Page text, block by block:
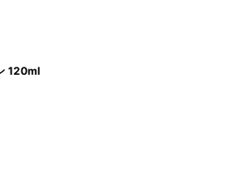
120ml